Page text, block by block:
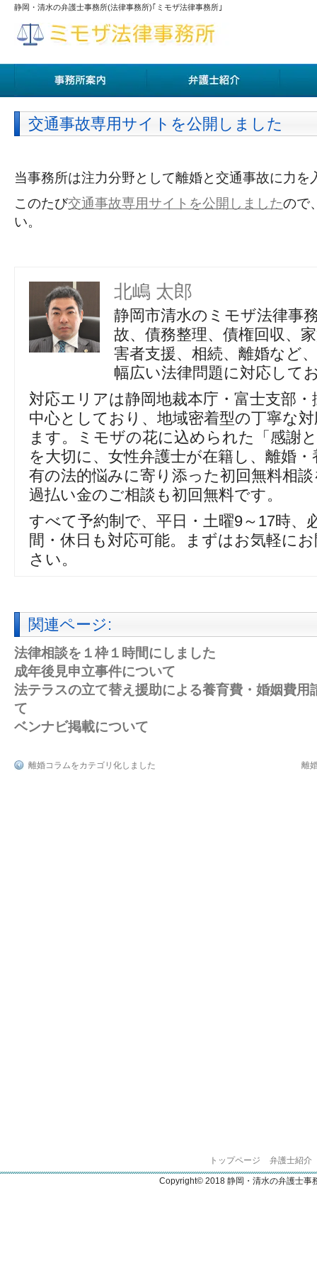
静岡・清水の弁護士事務所(法律事務所)｢ミモザ法律事務所｣
交通事故専用サイトを公開しました
当事務所は注力分野として離婚と交通事故に力を
このたび交通事故専用サイトを公開しましたので
い。
北嶋 太郎
静岡市清水のミモザ法律事
故、債務整理、債権回収、
害者支援、相続、離婚など
幅広い法律問題に対応して
対応エリアは静岡地裁本庁・富士支部
中心としており、地域密着型の丁寧な
ます。ミモザの花に込められた「感謝
を大切に、女性弁護士が在籍し、離婚
有の法的悩みに寄り添った初回無料相
過払い金のご相談も初回無料です。
すべて予約制で、平日・土曜9～17時、
間・休日も対応可能。まずはお気軽に
さい。
関連ページ:
法律相談を１枠１時間にしました
成年後見申立事件について
法テラスの立て替え援助による養育費・婚姻費用
て
ベンナビ掲載について
離婚コラムをカテゴリ化しました 離
トップページ 弁護士紹介
Copyright© 2018 静岡・清水の弁護士事